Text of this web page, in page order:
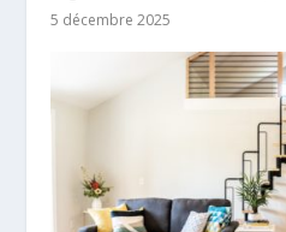
5 décembre 2025